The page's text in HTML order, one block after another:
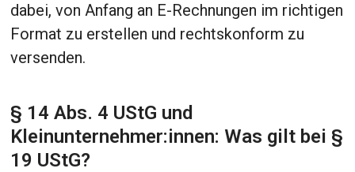
dabei, von Anfang an E-Rechnungen im richtigen
Format zu erstellen und rechtskonform zu
versenden.
§ 14 Abs. 4 UStG und
Kleinunternehmer:innen: Was gilt bei §
19 UStG?